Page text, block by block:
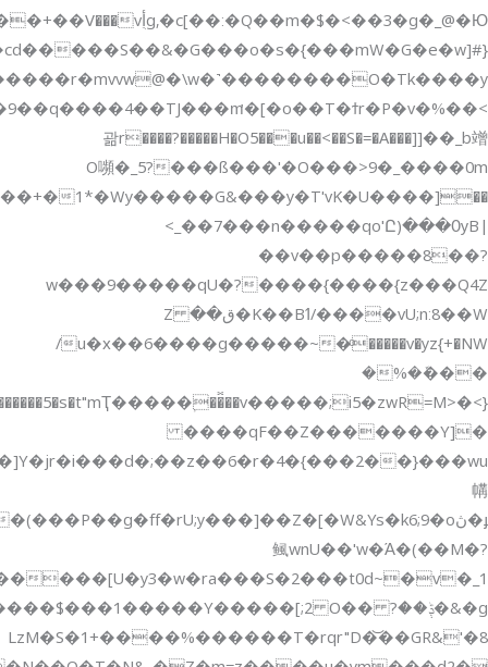
1*�Wy�����G&���y�T'vK�U����]��W2���{=N�q��zv�[���k�FӸ&�����n�D�k�M;�֎���~�~Sk�����+� U߫��x����85��f�~�F�W[hT�,��ߞY2����uu��ۢ�~m����?